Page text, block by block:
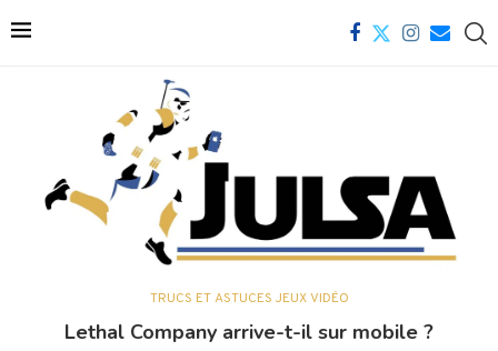
TRUCS ET ASTUCES JEUX VIDÉO
Lethal Company arrive-t-il sur mobile ?